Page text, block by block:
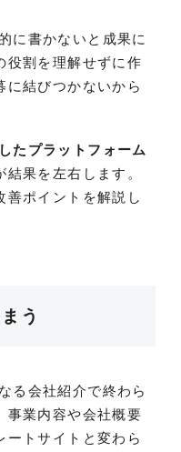
に書かないと成果に
役割を理解せずに作
に結びつかないから
たプラットフォーム
果を左右します。
善ポイントを解説し
う
る会社紹介で終わら
事業内容や会社概要
ートサイトと変わら